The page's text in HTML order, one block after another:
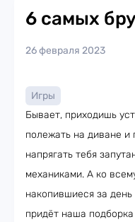
6 самых
26 февраля 2023
Игры
Бывает, приходишь
полежать на диване и
напрягать тебя
механиками. А ко
накопившиеся за
придёт наша